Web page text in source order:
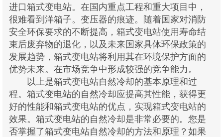
进口箱式变电站。在国内重点工程和重大项目中，
很难看到洋箱子。变压器的痕迹。随着国家对消防
安全环保要求的不断提高，箱式变电站使用寿命结
束后废弃物的退化，以及未来国家具体环保政策的
发展趋势，箱式变电站将利用其在环境保护方面的
优势未来。在市场竞争中形成较强的竞争能力。
以上是箱式变电站自然冷却的基本原理和过
程。箱式变电站的自然冷却应提高其性能，获得更
好的性能和箱式变电站的优点，实现箱式变电站的
效果。箱式变电站的自然冷却是非常必要的。您是
否掌握了箱式变电站自然冷却的方法和原理？如果